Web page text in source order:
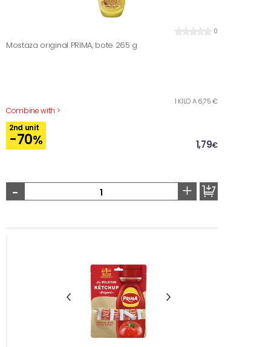
0
Mostaza original PRIMA, bote 265 g
Combine with >
1 KILO A 6,75 €
2nd unit
-70% 1,79€
- +